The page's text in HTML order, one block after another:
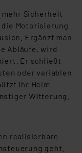
Sicherheit
Motorisierung
Ergänzt man
Abläufe, wird
Er schließt
oder variablen
Ihr Heim
Witterung.
realisierbare
geht.